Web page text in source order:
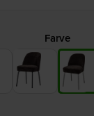
Farve